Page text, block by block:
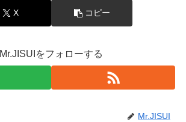
X コピー
Mr.JISUIをフォローする
Mr.JISUI